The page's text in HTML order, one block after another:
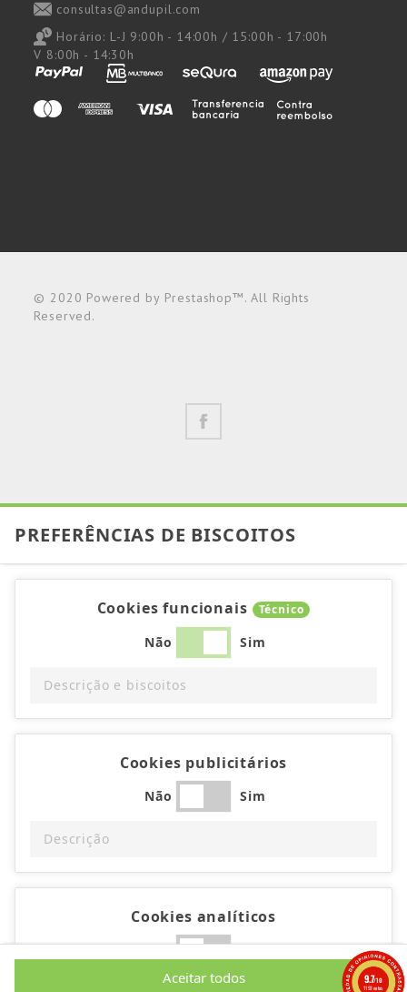
consultas@andupil.com
Horário: L-J 9:00h - 14:00h / 15:00h - 17:00h
V 8:00h - 14:30h
© 2020 Powered by Prestashop™. All Rights
Reserved.
PREFERÊNCIAS DE BISCOITOS
Cookies funcionais Técnico
Não Sim
Descrição e biscoitos
Cookies publicitários
Não Sim
Descrição
Cookies analíticos
Não Sim
Aceitar todos 9.7/10
1193 notas